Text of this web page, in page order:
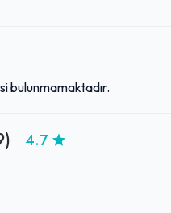
bulunmamaktadır.
4.7